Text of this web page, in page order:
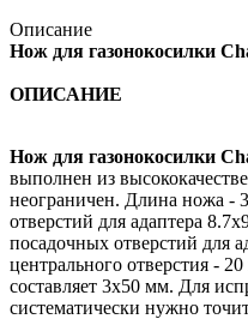
Описание
Нож для газонокосилки
ОПИСАНИЕ
Нож для газонокосилки
выполнен из
неограничен. Длина ножа -
отверстий для адаптера
посадочных отверстий для
центрального отверстия -
составляет 3х50 мм. Для
систематически нужно